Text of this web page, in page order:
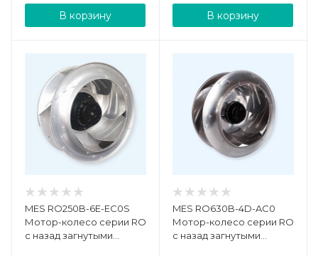
В корзину В корзину
MES RO250B-6E-EC0S
Мотор-колесо серии RO
с назад загнутыми
MES RO630B-4D-AC0
Мотор-колесо серии RO
с назад загнутыми